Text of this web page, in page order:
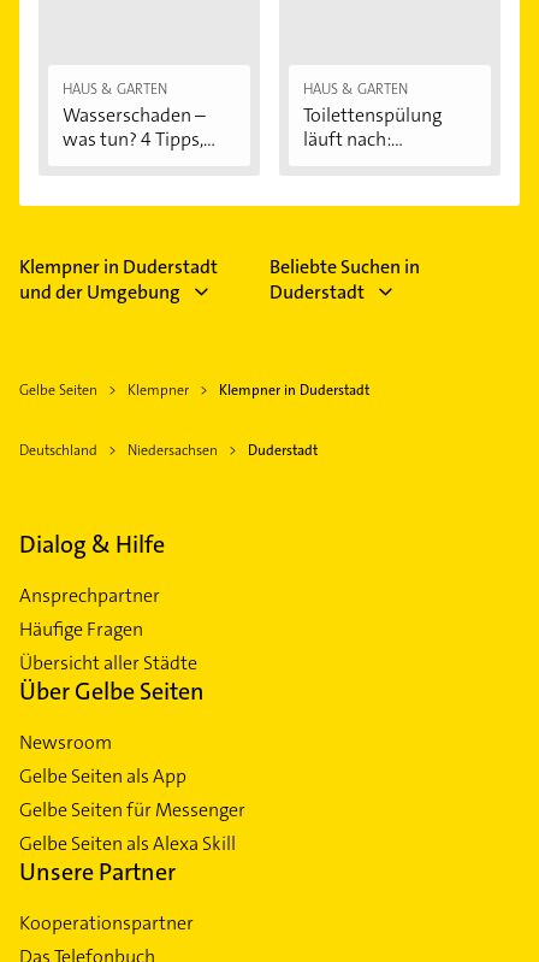
HAUS & GARTEN
Wasserschaden –
was tun? 4 Tipps,...
HAUS & GARTEN
Toilettenspülung
läuft nach:...
Klempner in Duderstadt
und der Umgebung
Beliebte Suchen in
Duderstadt
Gelbe Seiten Klempner Klempner in Duderstadt
Deutschland Niedersachsen Duderstadt
Dialog & Hilfe
Ansprechpartner
Häufige Fragen
Übersicht aller Städte
Über Gelbe Seiten
Newsroom
Gelbe Seiten als App
Gelbe Seiten für Messenger
Gelbe Seiten als Alexa Skill
Unsere Partner
Kooperationspartner
Das Telefonbuch